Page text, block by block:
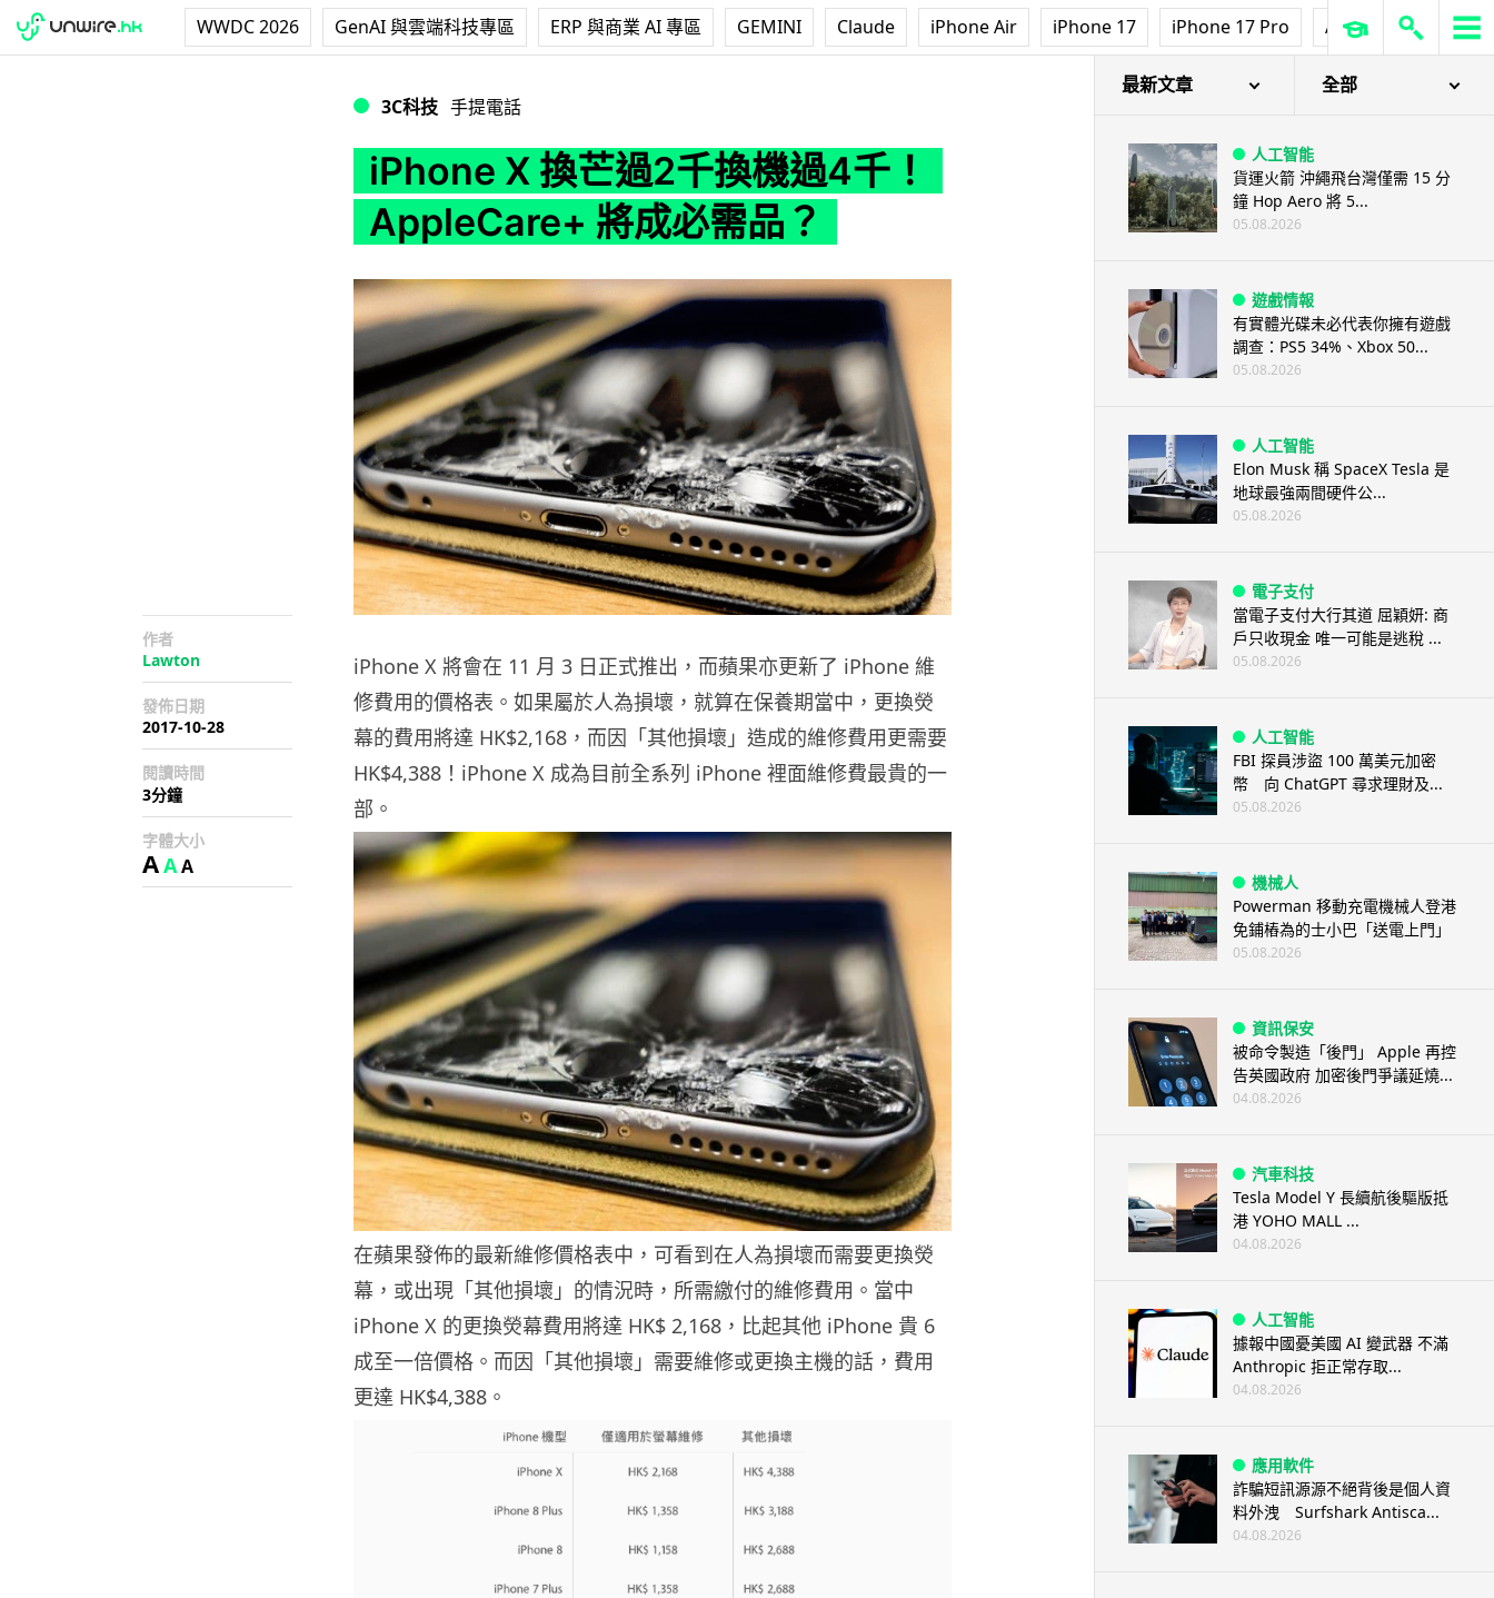
WWDC 2026 GenAI 與雲端科技專區 ERP 與商業 AI 專區 GEMINI Claude iPhone Air iPhone 17 iPhone 17 Pro AirPods Pro 3
3C科技 手提電話
iPhone X 換芒過2千換機過4千！
AppleCare+ 將成必需品？
作者
Lawton
發佈日期
2017-10-28
閱讀時間
3分鐘
字體大小
AAA
iPhone X 將會在 11 月 3 日正式推出，而蘋果亦更新了 iPhone 維
修費用的價格表。如果屬於人為損壞，就算在保養期當中，更換熒
幕的費用將達 HK$2,168，而因「其他損壞」造成的維修費用更需要
HK$4,388！iPhone X 成為目前全系列 iPhone 裡面維修費最貴的一
部。
在蘋果發佈的最新維修價格表中，可看到在人為損壞而需要更換熒
幕，或出現「其他損壞」的情況時，所需繳付的維修費用。當中
iPhone X 的更換熒幕費用將達 HK$ 2,168，比起其他 iPhone 貴 6
成至一倍價格。而因「其他損壞」需要維修或更換主機的話，費用
更達 HK$4,388。
最新文章 全部
人工智能
貨運火箭 沖繩飛台灣僅需 15 分
鐘 Hop Aero 將 5...
05.08.2026
遊戲情報
有實體光碟未必代表你擁有遊戲
調查：PS5 34%、Xbox 50...
05.08.2026
人工智能
Elon Musk 稱 SpaceX Tesla 是
地球最強兩間硬件公...
05.08.2026
電子支付
當電子支付大行其道 屈穎妍: 商
戶只收現金 唯一可能是逃稅 ...
05.08.2026
人工智能
FBI 探員涉盜 100 萬美元加密
幣 向 ChatGPT 尋求理財及...
05.08.2026
機械人
Powerman 移動充電機械人登港
免鋪樁為的士小巴「送電上門」
05.08.2026
資訊保安
被命令製造「後門」 Apple 再控
告英國政府 加密後門爭議延燒...
04.08.2026
汽車科技
Tesla Model Y 長續航後驅版抵
港 YOHO MALL ...
04.08.2026
人工智能
據報中國憂美國 AI 變武器 不滿
Anthropic 拒正常存取...
04.08.2026
應用軟件
詐騙短訊源源不絕背後是個人資
料外洩 Surfshark Antisca...
04.08.2026